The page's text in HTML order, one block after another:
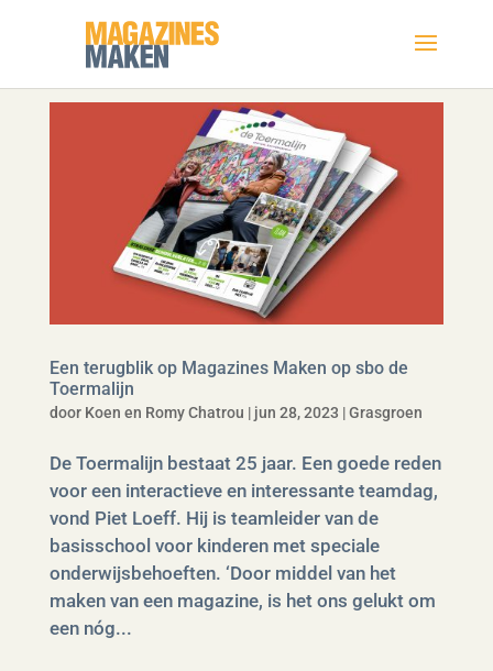
Een terugblik op Magazines Maken op sbo de
Toermalijn
door Koen en Romy Chatrou | jun 28, 2023 |Grasgroen
De Toermalijn bestaat 25 jaar. Een goede reden
voor een interactieve en interessante teamdag,
vond Piet Loeff. Hij is teamleider van de
basisschool voor kinderen met speciale
onderwijsbehoeften. ‘Door middel van het
maken van een magazine, is het ons gelukt om
een nóg...